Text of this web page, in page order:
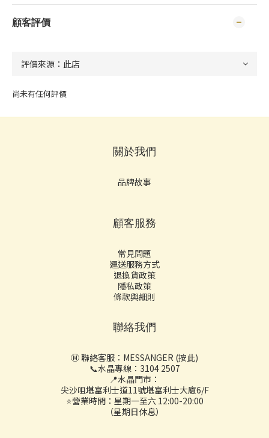
顧客評價
尚未有任何評價
關於我們
品牌故事
顧客服務
常見問題
運送服務方式
退換貨政策
隱私政策
條款與細則
聯絡我們
Ⓜ️ 聯絡客服： MESSANGER (按此)
📞水晶專線：3104 2507
📍水晶門市：
尖沙咀堪富利士道11號堪富利士大廈6/F
⭐營業時間：星期一至六 12:00-20:00
（星期日休息）